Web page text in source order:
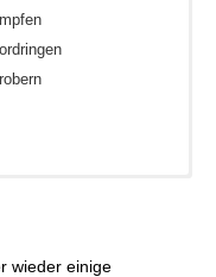
wieder einige